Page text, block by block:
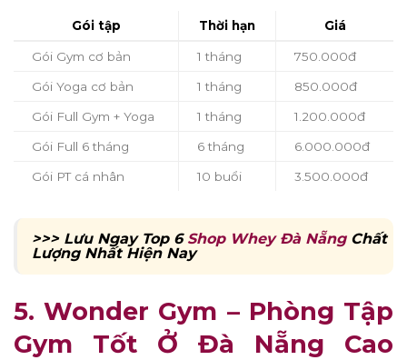
Gói tập Thời hạn Giá
Gói Gym cơ bản 1 tháng 750.000đ
Gói Yoga cơ bản 1 tháng 850.000đ
Gói Full Gym + Yoga 1 tháng 1.200.000đ
Gói Full 6 tháng 6 tháng 6.000.000đ
Gói PT cá nhân 10 buổi 3.500.000đ
>>> Lưu Ngay Top 6 Shop Whey Đà NẵngChất
Lượng Nhất Hiện Nay
5. Wonder Gym – Phòng Tập
Gym Tốt Ở Đà Nẵng Cao